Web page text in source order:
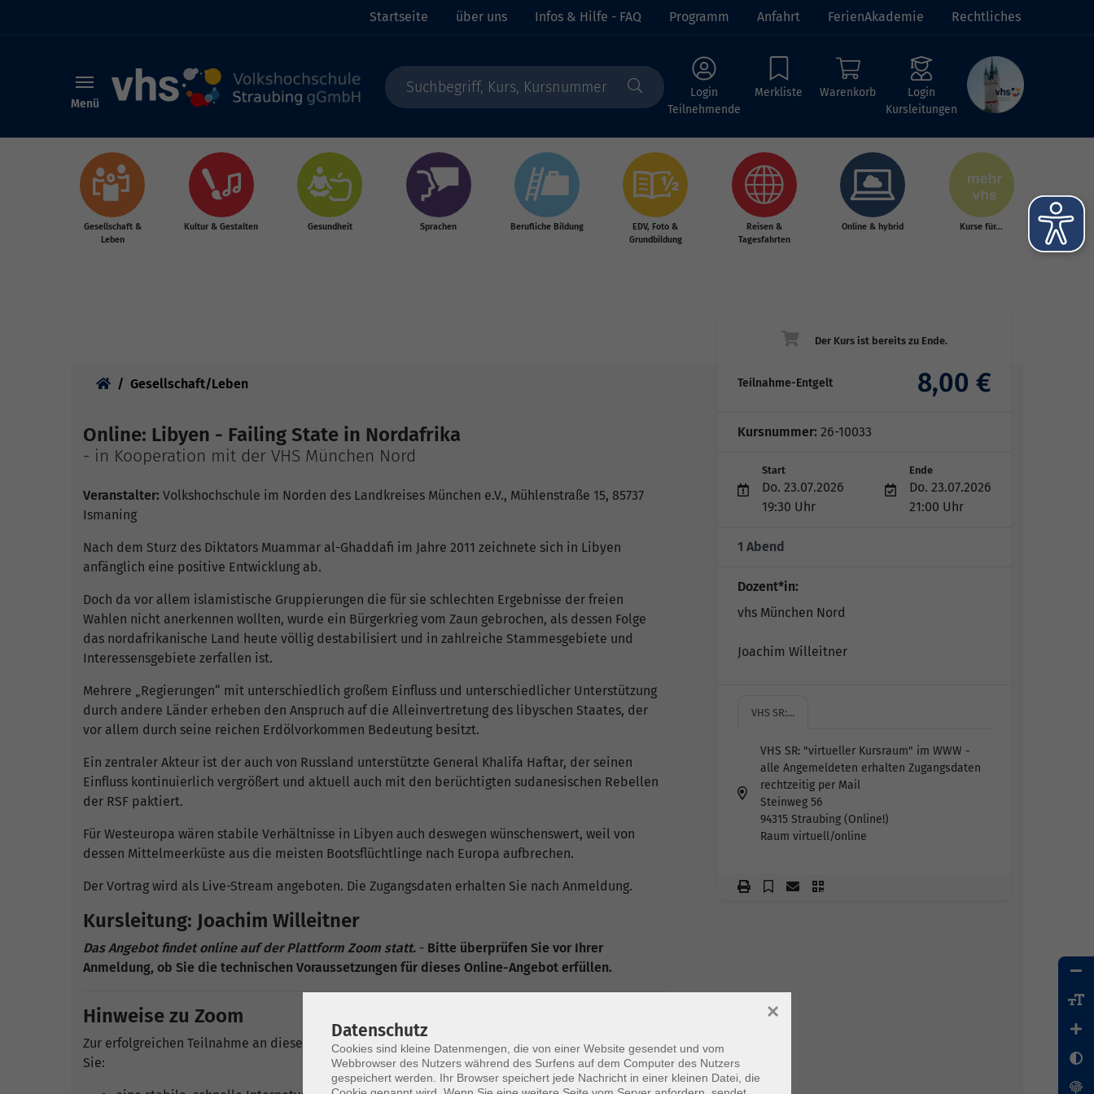
Startseite über uns Infos & Hilfe - FAQ Programm Anfahrt FerienAkademie Rechtliches
Menü
Login
Teilnehmende
Merkliste Warenkorb
Login
Kursleitungen
Gesellschaft &
Leben
Kultur & Gestalten Gesundheit Sprachen Berufliche Bildung
EDV, Foto &
Grundbildung
Reisen &
Tagesfahrten
Online & hybrid Kurse für...
Gesellschaft/Leben
Online: Libyen - Failing State in Nordafrika
- in Kooperation mit der VHS München Nord
Veranstalter: Volkshochschule im Norden des Landkreises München e.V., Mühlenstraße 15, 85737
Ismaning
Nach dem Sturz des Diktators Muammar al-Ghaddafi im Jahre 2011 zeichnete sich in Libyen
anfänglich eine positive Entwicklung ab.
Doch da vor allem islamistische Gruppierungen die für sie schlechten Ergebnisse der freien
Wahlen nicht anerkennen wollten, wurde ein Bürgerkrieg vom Zaun gebrochen, als dessen Folge
das nordafrikanische Land heute völlig destabilisiert und in zahlreiche Stammesgebiete und
Interessensgebiete zerfallen ist.
Mehrere „Regierungen“ mit unterschiedlich großem Einfluss und unterschiedlicher Unterstützung
durch andere Länder erheben den Anspruch auf die Alleinvertretung des libyschen Staates, der
vor allem durch seine reichen Erdölvorkommen Bedeutung besitzt.
Ein zentraler Akteur ist der auch von Russland unterstützte General Khalifa Haftar, der seinen
Einfluss kontinuierlich vergrößert und aktuell auch mit den berüchtigten sudanesischen Rebellen
der RSF paktiert.
Für Westeuropa wären stabile Verhältnisse in Libyen auch deswegen wünschenswert, weil von
dessen Mittelmeerküste aus die meisten Bootsflüchtlinge nach Europa aufbrechen.
Der Vortrag wird als Live-Stream angeboten. Die Zugangsdaten erhalten Sie nach Anmeldung.
Kursleitung: Joachim Willeitner
Das Angebot findet online auf der Plattform Zoom statt. - Bitte überprüfen Sie vor Ihrer
Anmeldung, ob Sie die technischen Voraussetzungen für dieses Online-Angebot erfüllen.
Hinweise zu Zoom
Zur erfolgreichen Teilnahme an dieser Online-Veranstaltung auf der Plattform "Zoom" brauchen
Sie:
Teilnahme-Entgelt 8,00 €
Kursnummer: 26-10033
Start
Do. 23.07.2026
19:30 Uhr
Ende
Do. 23.07.2026
21:00 Uhr
1 Abend
Dozent*in:
vhs München Nord
Joachim Willeitner
VHS SR:…
VHS SR: "virtueller Kursraum" im WWW -
alle Angemeldeten erhalten Zugangsdaten
rechtzeitig per Mail
Steinweg 56
94315 Straubing (Online!)
Raum virtuell/online
Datenschutz
Cookies sind kleine Datenmengen, die von einer Website gesendet und vom
Webbrowser des Nutzers während des Surfens auf dem Computer des Nutzers
gespeichert werden. Ihr Browser speichert jede Nachricht in einer kleinen Datei, die
×